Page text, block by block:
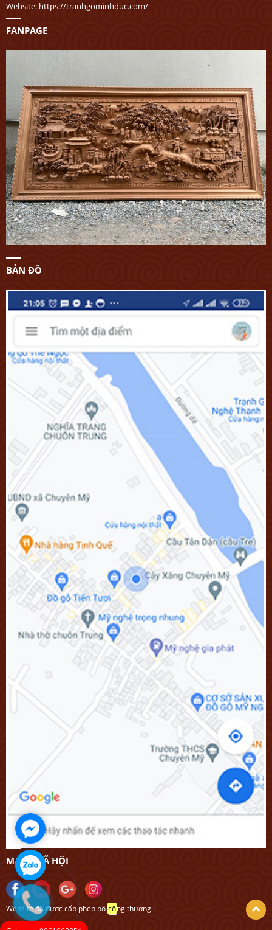
Website: https://tranhgominhduc.com/
FANPAGE
BẢN ĐỒ
MẠNG XÃ HỘI
Website đã được cấp phép bộ công thương !